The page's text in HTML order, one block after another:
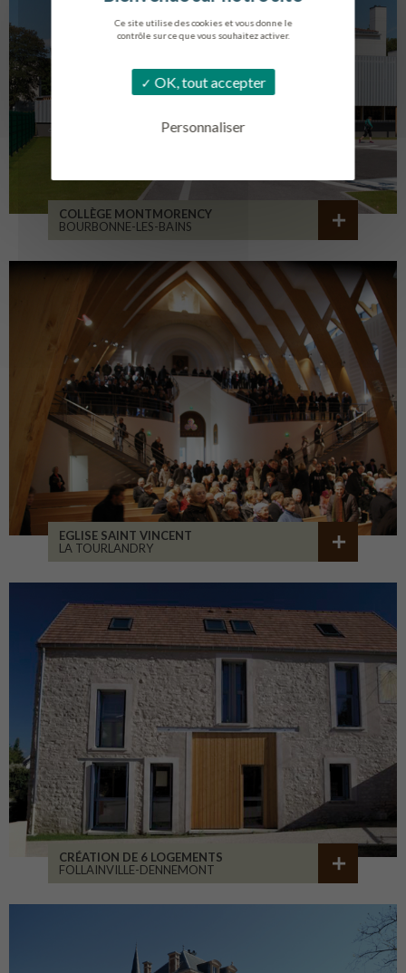
Ce site utilise des cookies et vous donne le
contrôle sur ce que vous souhaitez activer.
OK, tout accepter
Personnaliser
COLLÈGE MONTMORENCY
BOURBONNE-LES-BAINS
EGLISE SAINT VINCENT
LA TOURLANDRY
CRÉATION DE 6 LOGEMENTS
FOLLAINVILLE-DENNEMONT